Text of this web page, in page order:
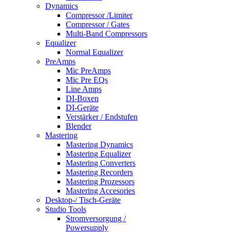
Dynamics
Compressor /Limiter
Compressor / Gates
Multi-Band Compressors
Equalizer
Normal Equalizer
PreAmps
Mic PreAmps
Mic Pre EQs
Line Amps
DI-Boxen
DI-Geräte
Verstärker / Endstufen
Blender
Mastering
Mastering Dynamics
Mastering Equalizer
Mastering Converters
Mastering Recorders
Mastering Prozessors
Mastering Accesories
Desktop-/ Tisch-Geräte
Studio Tools
Stromversorgung /
Powersupply